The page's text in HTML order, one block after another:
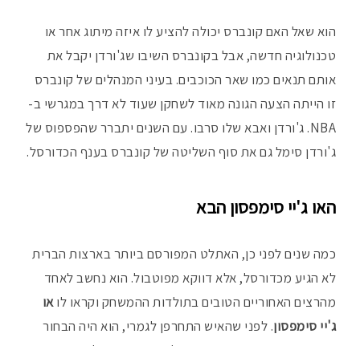
הוא שאל האם קונברס יכולה להציע לו איזה מיתוג אחר או
טכנולוגיה חדשה, אבל בקונברס השיבו שג'ורדן יקבל את
אותם תנאים כמו שאר הכוכבים. בעיני המנהלים של קונברס
זו הייתה הצעה הגונה מאוד לשחקן שעוד לא דרך במגרשי ב-
NBA. ג'ורדן ואבא שלו סרבו. עם השנים יתברר שהפספוס של
ג'ורדן סימל גם את סוף השליטה של קונברס בענף הכדורסל.
האו ג'יי סימפסון הבא
כמה שנים לפני כן, האתלט המפורסם ביותר בארצות הברית
לא הגיע מכדורסל, אלא דווקא מפוטבול. הוא נחשב לאחד
מהרצים האחוריים הטובים בתולדות ההמשחק וקראו לואו
ג'יי סימפסון. לפני שהאיש התחרפן לגמרי, הוא היה הבחור